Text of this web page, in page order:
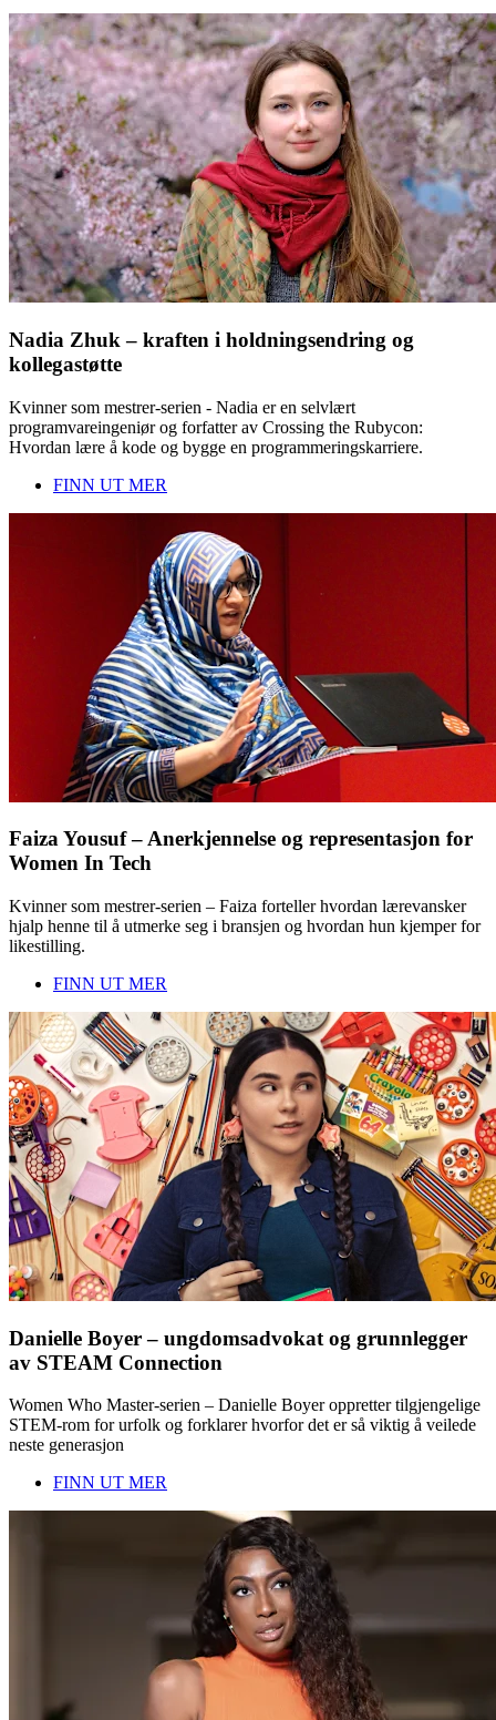
Nadia Zhuk – kraften i holdningsendring og
kollegastøtte
Kvinner som mestrer-serien - Nadia er en selvlært
programvareingeniør og forfatter av Crossing the Rubycon:
Hvordan lære å kode og bygge en programmeringskarriere.
FINN UT MER
Faiza Yousuf – Anerkjennelse og representasjon for
Women In Tech
Kvinner som mestrer-serien – Faiza forteller hvordan lærevansker
hjalp henne til å utmerke seg i bransjen og hvordan hun kjemper for
likestilling.
FINN UT MER
Danielle Boyer – ungdomsadvokat og grunnlegger
av STEAM Connection
Women Who Master-serien – Danielle Boyer oppretter tilgjengelige
STEM-rom for urfolk og forklarer hvorfor det er så viktig å veilede
neste generasjon
FINN UT MER